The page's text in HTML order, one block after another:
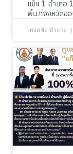
แข็ง 1 อำเภ
พื้นที่จังหวัดข
เทอดชัย บัวผาย